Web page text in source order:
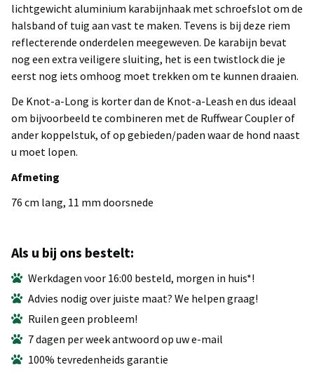
lichtgewicht aluminium karabijnhaak met schroefslot om de
halsband of tuig aan vast te maken. Tevens is bij deze riem
reflecterende onderdelen meegeweven. De karabijn bevat
nog een extra veiligere sluiting, het is een twistlock die je
eerst nog iets omhoog moet trekken om te kunnen draaien.
De Knot-a-Long is korter dan de Knot-a-Leash en dus ideaal
om bijvoorbeeld te combineren met de Ruffwear Coupler of
ander koppelstuk, of op gebieden/paden waar de hond naast
u moet lopen.
Afmeting
76 cm lang, 11 mm doorsnede
Als u bij ons bestelt:
Werkdagen voor 16:00 besteld, morgen in huis*!
Advies nodig over juiste maat? We helpen graag!
Ruilen geen probleem!
7 dagen per week antwoord op uw e-mail
100% tevredenheids garantie